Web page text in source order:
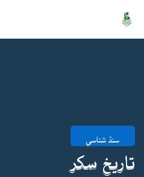
سنڌ شناسي
تاريخ سکر